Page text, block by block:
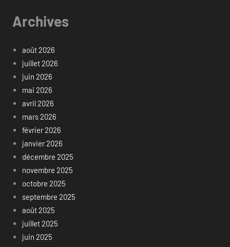
Archives
août 2026
juillet 2026
juin 2026
mai 2026
avril 2026
mars 2026
février 2026
janvier 2026
décembre 2025
novembre 2025
octobre 2025
septembre 2025
août 2025
juillet 2025
juin 2025